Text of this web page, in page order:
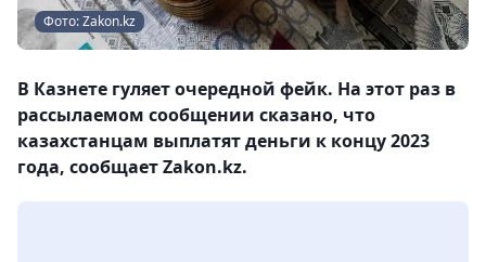
Фото: Zakon.kz
В Казнете гуляет очередной фейк. На этот раз в
рассылаемом сообщении сказано, что
казахстанцам выплатят деньги к концу 2023
года, сообщает Zakon.kz.